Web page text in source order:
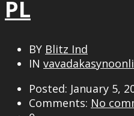
PL
BY Blitz Ind
IN
Posted: January 5,
Comments: No